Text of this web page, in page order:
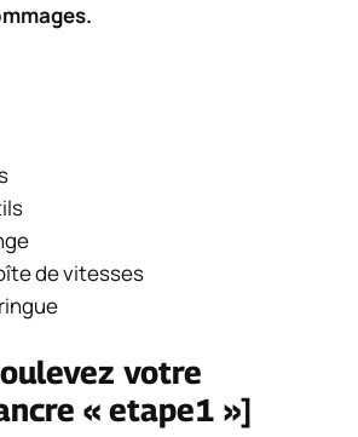
de vitesses
votre
« etape1 »]